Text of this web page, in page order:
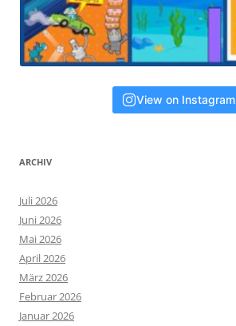
View on Instagram
ARCHIV
Juli 2026
Juni 2026
Mai 2026
April 2026
März 2026
Februar 2026
Januar 2026